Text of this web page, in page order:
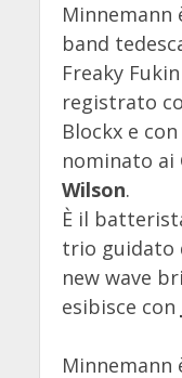
Minnemann
band
Freaky
registrato
Blockx e
nominato ai
Wilson.
È il
trio guidato
new wave
esibisce con
Minnemann